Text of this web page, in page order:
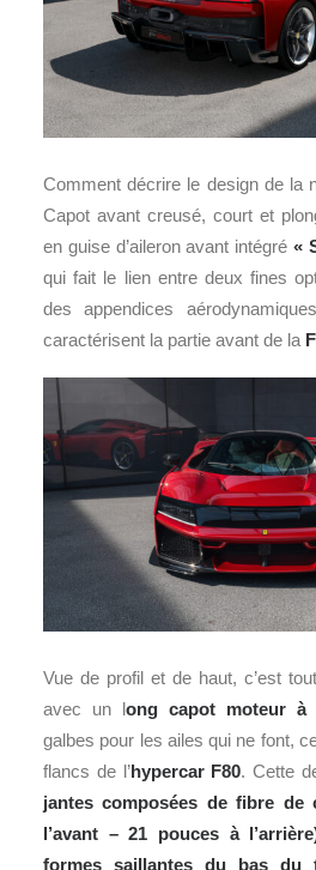
Comment décrire le design de la
Capot avant creusé, court et
en guise d’aileron avant intégré «
qui fait le lien entre deux fines
des appendices
caractérisent la partie avant de la
Vue de profil et de haut, c’est
avec un long capot moteur à
galbes pour les ailes qui ne font,
flancs de l’hypercar F80. Cette
jantes composées de fibre de
l’avant – 21 pouces à
formes saillantes du bas